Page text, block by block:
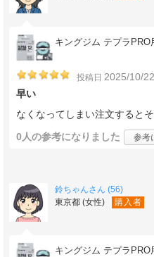
キングジム テプラ
投稿日 2025/10/22
早い
なくなってしまい注文すると
0人の参考になりました 参考
鈴ちゃんさん (56)
東京都 (女性)
購入者
キングジム テプラ